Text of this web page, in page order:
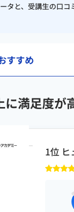
と、受講生の口
すすめ
に満足度が
1位 ヒ